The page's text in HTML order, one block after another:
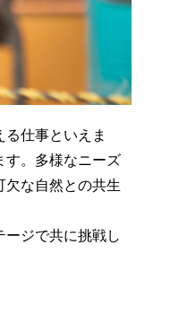
仕事といえま
す。多様なニーズ
欠な自然との共生
ージで共に挑戦し